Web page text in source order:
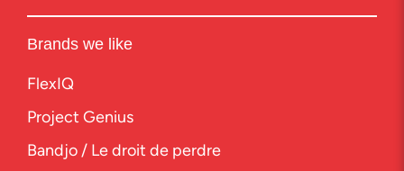
Brands we like
FlexIQ
Project Genius
Bandjo / Le droit de perdre